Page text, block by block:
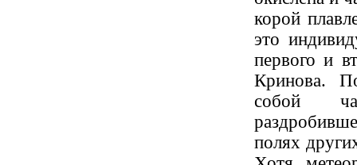
корой
это
первого и
Кринова.
собой
полях